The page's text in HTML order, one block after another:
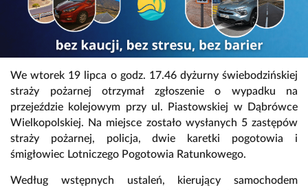
We wtorek 19 lipca o godz. 17.46 dyżurny świebodzińskiej
straży pożarnej otrzymał zgłoszenie o wypadku na
przejeździe kolejowym przy ul. Piastowskiej w Dąbrówce
Wielkopolskiej. Na miejsce zostało wysłanych 5 zastępów
straży pożarnej, policja, dwie karetki pogotowia i
śmigłowiec Lotniczego Pogotowia Ratunkowego.
Według wstępnych ustaleń, kierujący samochodem